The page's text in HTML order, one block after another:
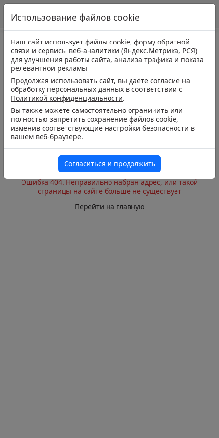
Ошибка 404. Неправильно набран адрес, или такой
страницы на сайте больше не существует
Перейти на главную
Использование файлов cookie
Наш сайт использует файлы cookie, форму обратной
связи и сервисы веб-аналитики (Яндекс.Метрика, РСЯ)
для улучшения работы сайта, анализа трафика и показа
релевантной рекламы.
Продолжая использовать сайт, вы даёте согласие на
обработку персональных данных в соответствии с
Политикой конфиденциальности.
Вы также можете самостоятельно ограничить или
полностью запретить сохранение файлов cookie,
изменив соответствующие настройки безопасности в
вашем веб-браузере.
Согласиться и продолжить